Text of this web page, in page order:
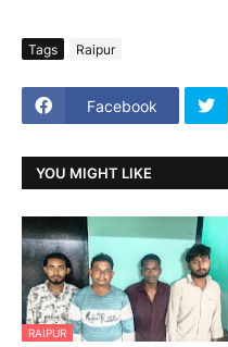
Tags Raipur
Facebook
YOU MIGHT LIKE
RAIPUR